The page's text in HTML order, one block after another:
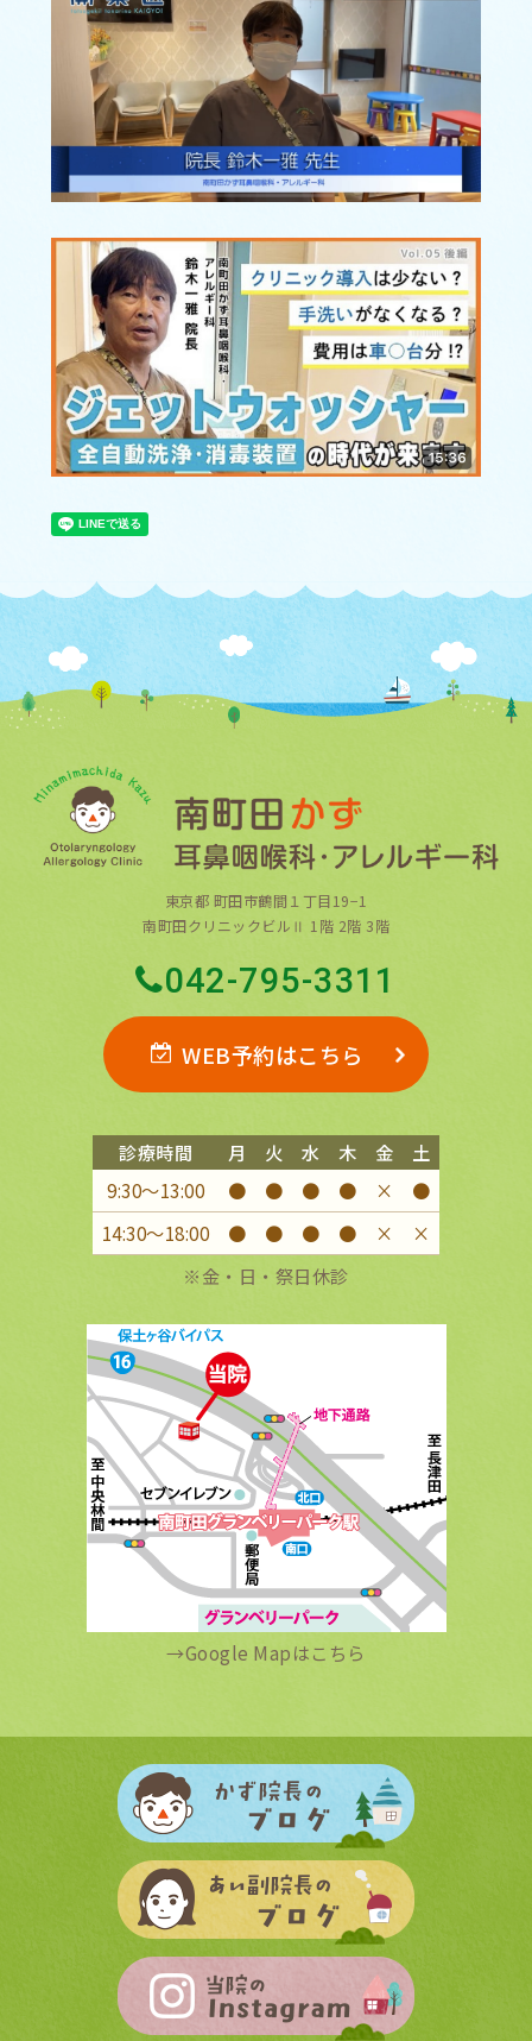
東京都 町田市鶴間１丁目19−1
南町田クリニックビルⅡ 1階 2階 3階
042-795-3311
WEB予約はこちら
診療時間 月 火 水 木 金
土
9:30〜13:00
● ● ● ● ×
●
14:30〜18:00
● ● ● ● ×
×
※金・日・祭日休診
→Google Mapはこちら